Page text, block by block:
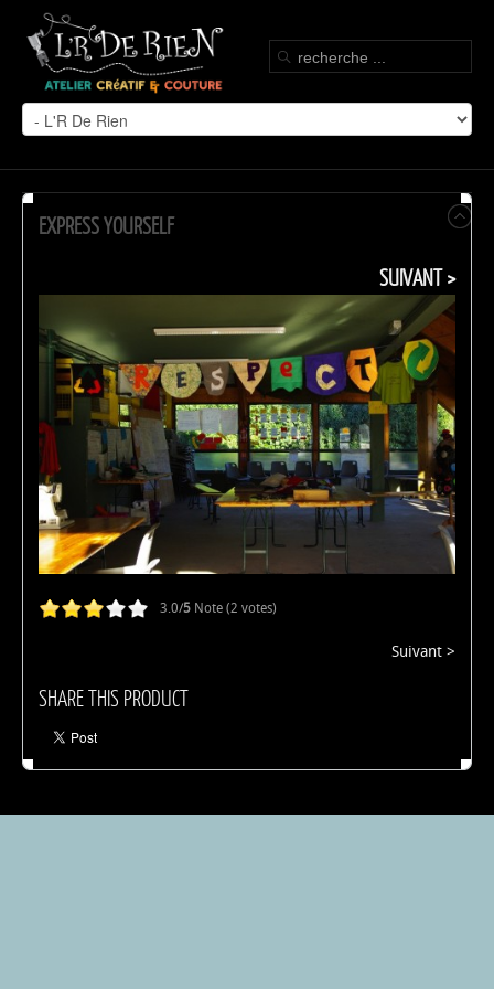
EXPRESS YOURSELF
SUIVANT >
3.0/5 Note (2 votes)
Suivant >
SHARE THIS PRODUCT